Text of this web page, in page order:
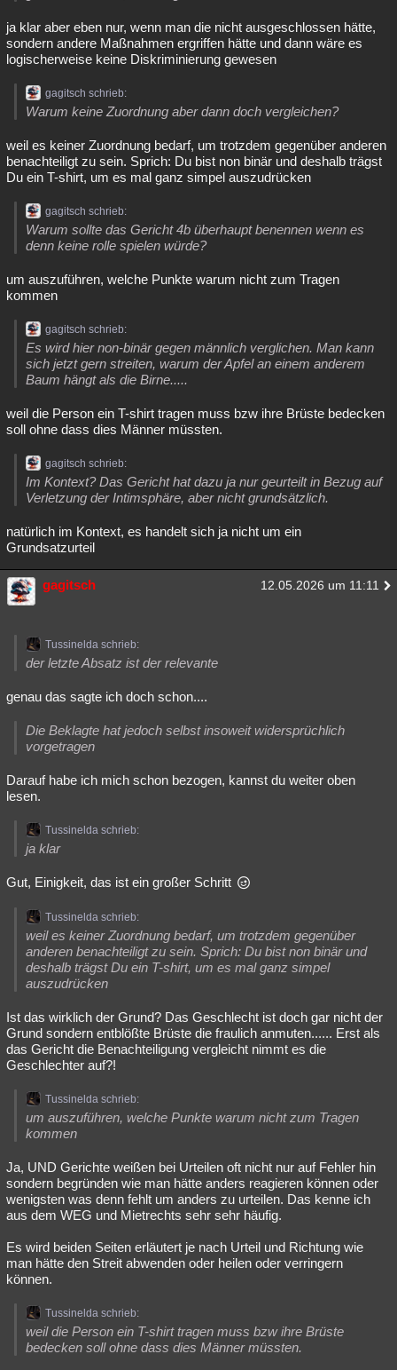
ja klar aber eben nur, wenn man die nicht ausgeschlossen hätte,
sondern andere Maßnahmen ergriffen hätte und dann wäre es
logischerweise keine Diskriminierung gewesen
gagitsch schrieb:
Warum keine Zuordnung aber dann doch vergleichen?
weil es keiner Zuordnung bedarf, um trotzdem gegenüber anderen
benachteiligt zu sein. Sprich: Du bist non binär und deshalb trägst
Du ein T-shirt, um es mal ganz simpel auszudrücken
gagitsch schrieb:
Warum sollte das Gericht 4b überhaupt benennen wenn es
denn keine rolle spielen würde?
um auszuführen, welche Punkte warum nicht zum Tragen
kommen
gagitsch schrieb:
Es wird hier non-binär gegen männlich verglichen. Man kann
sich jetzt gern streiten, warum der Apfel an einem anderem
Baum hängt als die Birne.....
weil die Person ein T-shirt tragen muss bzw ihre Brüste bedecken
soll ohne dass dies Männer müssten.
gagitsch schrieb:
Im Kontext? Das Gericht hat dazu ja nur geurteilt in Bezug auf
Verletzung der Intimsphäre, aber nicht grundsätzlich.
natürlich im Kontext, es handelt sich ja nicht um ein
Grundsatzurteil
gagitsch 12.05.2026 um 11:11
Tussinelda schrieb:
der letzte Absatz ist der relevante
genau das sagte ich doch schon....
Die Beklagte hat jedoch selbst insoweit widersprüchlich
vorgetragen
Darauf habe ich mich schon bezogen, kannst du weiter oben
lesen.
Tussinelda schrieb:
ja klar
Gut, Einigkeit, das ist ein großer Schritt
Tussinelda schrieb:
weil es keiner Zuordnung bedarf, um trotzdem gegenüber
anderen benachteiligt zu sein. Sprich: Du bist non binär und
deshalb trägst Du ein T-shirt, um es mal ganz simpel
auszudrücken
Ist das wirklich der Grund? Das Geschlecht ist doch gar nicht der
Grund sondern entblößte Brüste die fraulich anmuten...... Erst als
das Gericht die Benachteiligung vergleicht nimmt es die
Geschlechter auf?!
Tussinelda schrieb:
um auszuführen, welche Punkte warum nicht zum Tragen
kommen
Ja, UND Gerichte weißen bei Urteilen oft nicht nur auf Fehler hin
sondern begründen wie man hätte anders reagieren können oder
wenigsten was denn fehlt um anders zu urteilen. Das kenne ich
aus dem WEG und Mietrechts sehr sehr häufig.
Es wird beiden Seiten erläutert je nach Urteil und Richtung wie
man hätte den Streit abwenden oder heilen oder verringern
können.
Tussinelda schrieb:
weil die Person ein T-shirt tragen muss bzw ihre Brüste
bedecken soll ohne dass dies Männer müssten.